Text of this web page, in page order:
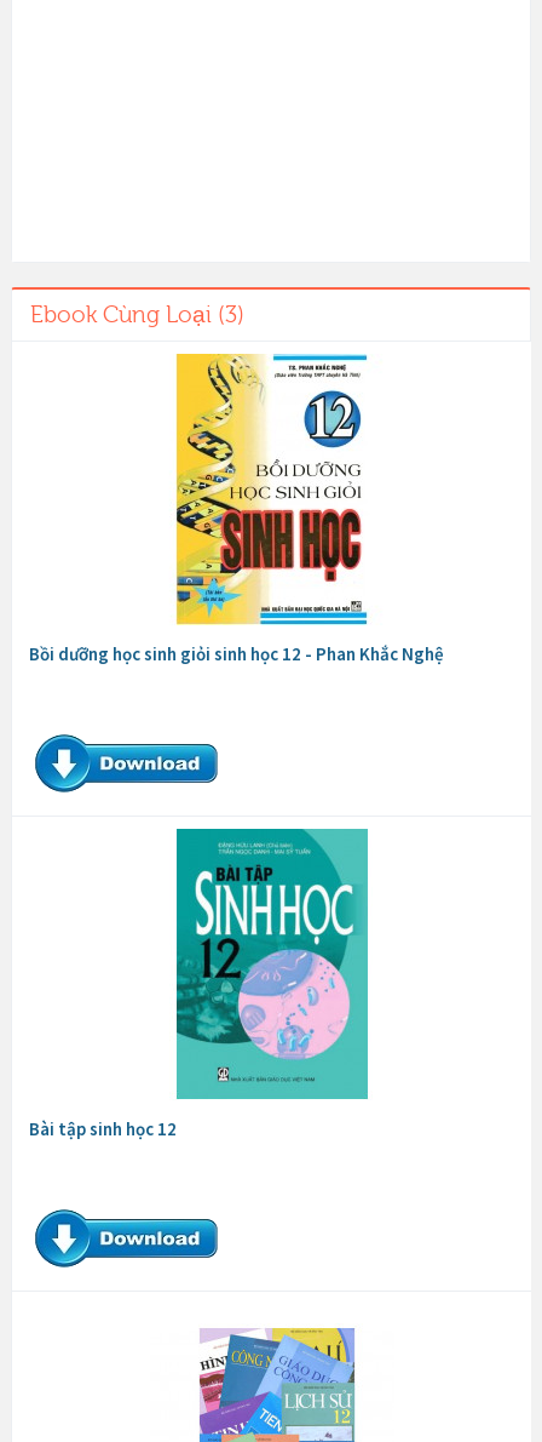
Ebook Cùng Loại (3)
Bồi dưỡng học sinh giỏi sinh học 12 - Phan Khắc Nghệ
Bài tập sinh học 12